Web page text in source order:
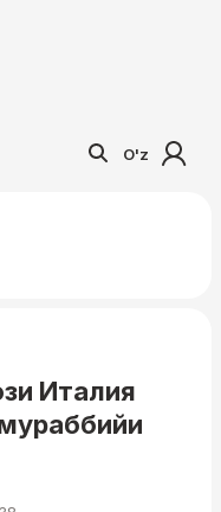
O'z
Италия